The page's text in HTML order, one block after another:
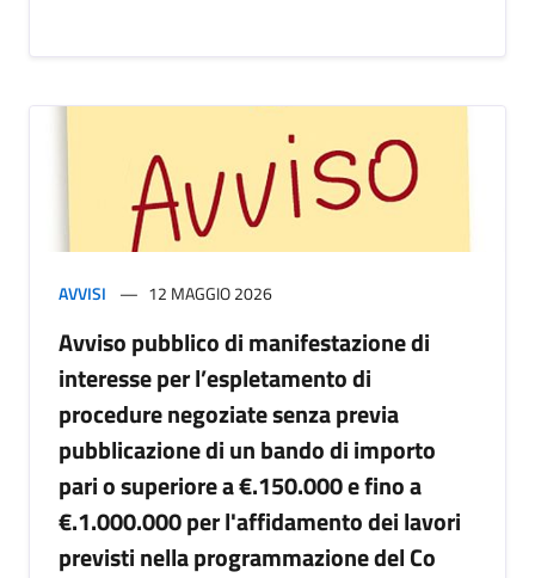
AVVISI 12 MAGGIO 2026
Avviso pubblico di manifestazione di
interesse per l’espletamento di
procedure negoziate senza previa
pubblicazione di un bando di importo
pari o superiore a €.150.000 e fino a
€.1.000.000 per l'affidamento dei lavori
previsti nella programmazione del Co